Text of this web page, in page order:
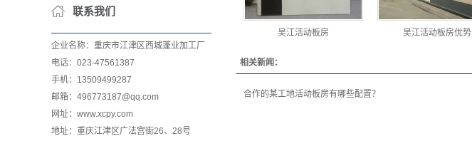
联系我们
企业名称：重庆市江津区西城蓬业加工厂
电话：023-47561387
手机：13509499287
邮箱：496773187@qq.com
网址：www.xcpy.com
地址：重庆江津区广法宫街26、28号
吴江活动板房 吴江活动板房优势
相关新闻：
合作的某工地活动板房有哪些配置？